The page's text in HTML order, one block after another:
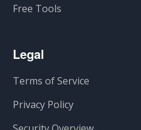
Free Tools
Legal
Terms of Service
Privacy Policy